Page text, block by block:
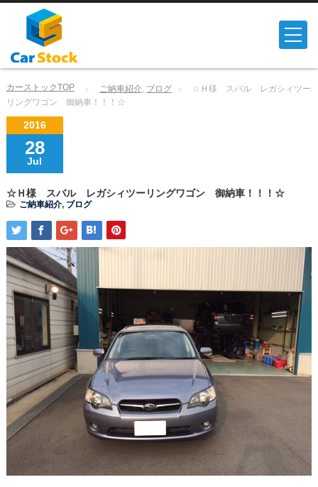
カーストックTOP ご納車紹介 ブログ
☆Ｈ様 スバル レガシィツー
リングワゴン 御納車！！！☆
2016
28
Jul
☆Ｈ様 スバル レガシィツーリングワゴン 御納車！！！☆
ご納車紹介, ブログ